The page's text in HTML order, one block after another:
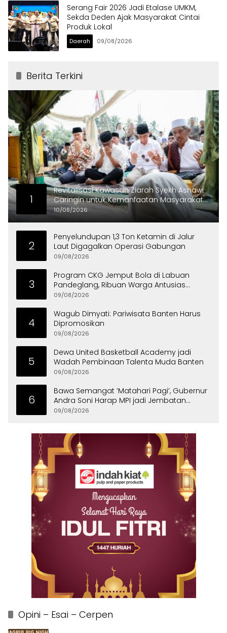
Serang Fair 2026 Jadi Etalase UMKM,
Sekda Deden Ajak Masyarakat Cintai
Produk Lokal
Daerah 09/08/2026
Berita Terkini
1
Revitalisasi Kawasan Ziarah Syekh Asnawi
Caringin untuk Kemanfaatan Masyarakat
dan Menjaga Nilai Sejarah
10/08/2026
2
Penyelundupan 1,3 Ton Ketamin di Jalur
Laut Digagalkan Operasi Gabungan
09/08/2026
3
Program CKG Jemput Bola di Labuan
Pandeglang, Ribuan Warga Antusias
Periksa Kesehatan
09/08/2026
4
Wagub Dimyati: Pariwisata Banten Harus
Dipromosikan
09/08/2026
5
Dewa United Basketball Academy jadi
Wadah Pembinaan Talenta Muda Banten
09/08/2026
6
Bawa Semangat ‘Matahari Pagi’, Gubernur
Andra Soni Harap MPI jadi Jembatan
Aspirasi Warga Banten
09/08/2026
Opini – Esai – Cerpen